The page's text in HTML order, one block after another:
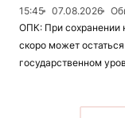
15:45
07.08.2026
ОПК: При сохранении
скоро может
государственном